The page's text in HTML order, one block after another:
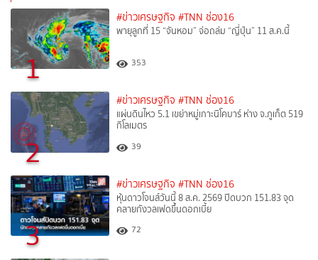
1
#ข่าวเศรษฐกิจ #TNN ช่อง16
พายุลูกที่ 15 “จันหอม” จ่อถล่ม “ญี่ปุ่น” 11 ส.ค.นี้
353
2
#ข่าวเศรษฐกิจ #TNN ช่อง16
แผ่นดินไหว 5.1 เขย่าหมู่เกาะนิโคบาร์ ห่าง จ.ภูเก็ต 519
กิโลเมตร
39
3
#ข่าวเศรษฐกิจ #TNN ช่อง16
หุ้นดาวโจนส์วันนี้ 8 ส.ค. 2569 ปิดบวก 151.83 จุด
คลายกังวลเฟดขึ้นดอกเบี้ย
72